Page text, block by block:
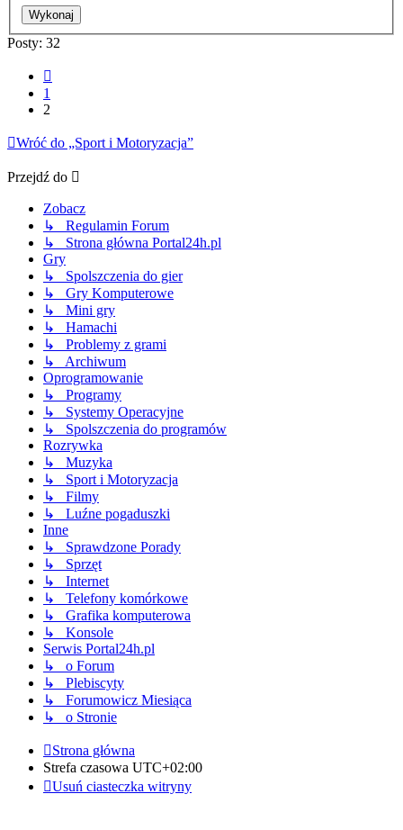
Posty: 32
1
2
Wróć do „Sport i Motoryzacja”
Przejdź do
Zobacz
↳ Regulamin Forum
↳ Strona główna Portal24h.pl
Gry
↳ Spolszczenia do gier
↳ Gry Komputerowe
↳ Mini gry
↳ Hamachi
↳ Problemy z grami
↳ Archiwum
Oprogramowanie
↳ Programy
↳ Systemy Operacyjne
↳ Spolszczenia do programów
Rozrywka
↳ Muzyka
↳ Sport i Motoryzacja
↳ Filmy
↳ Luźne pogaduszki
Inne
↳ Sprawdzone Porady
↳ Sprzęt
↳ Internet
↳ Telefony komórkowe
↳ Grafika komputerowa
↳ Konsole
Serwis Portal24h.pl
↳ o Forum
↳ Plebiscyty
↳ Forumowicz Miesiąca
↳ o Stronie
Strona główna
Strefa czasowa UTC+02:00
Usuń ciasteczka witryny